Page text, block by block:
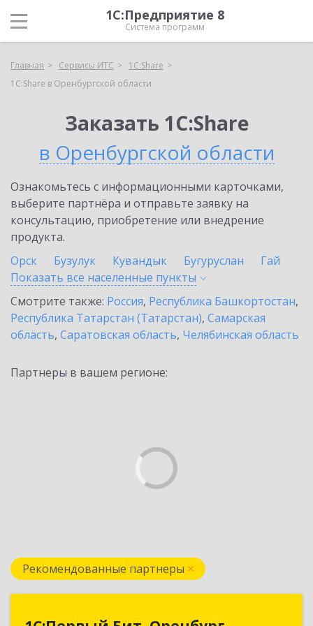
1С:Предприятие 8
Система программ
Главная Сервисы ИТС
1С:Share
1С:Share в Оренбургской области
Заказать 1С:Share
в Оренбургской области
Ознакомьтесь с информационными карточками,
выберите партнёра и отправьте заявку на
консультацию, приобретение или внедрение
продукта.
Орск
Бузулук Кувандык Бугуруслан
Гай
Показать все населенные пункты
Смотрите также: Россия, Республика Башкортостан,
Республика Татарстан (Татарстан), Самарская
область, Саратовская область, Челябинская область
Партнеры в вашем регионе:
Рекомендованные партнеры
1С:Первый Бит, Оренбург